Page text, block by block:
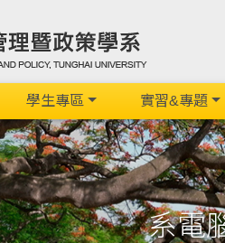
學生專區 實習&專題
系電